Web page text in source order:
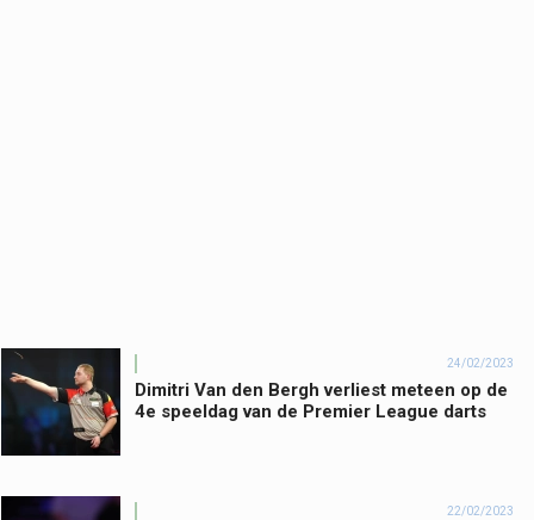
24/02/2023
Dimitri Van den Bergh verliest meteen op de
4e speeldag van de Premier League darts
22/02/2023